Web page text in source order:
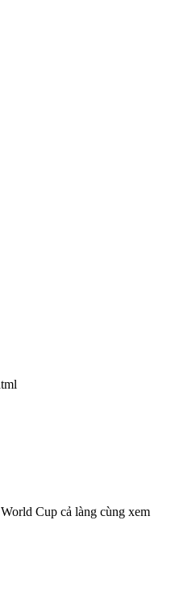
Cup cả làng cùng xem